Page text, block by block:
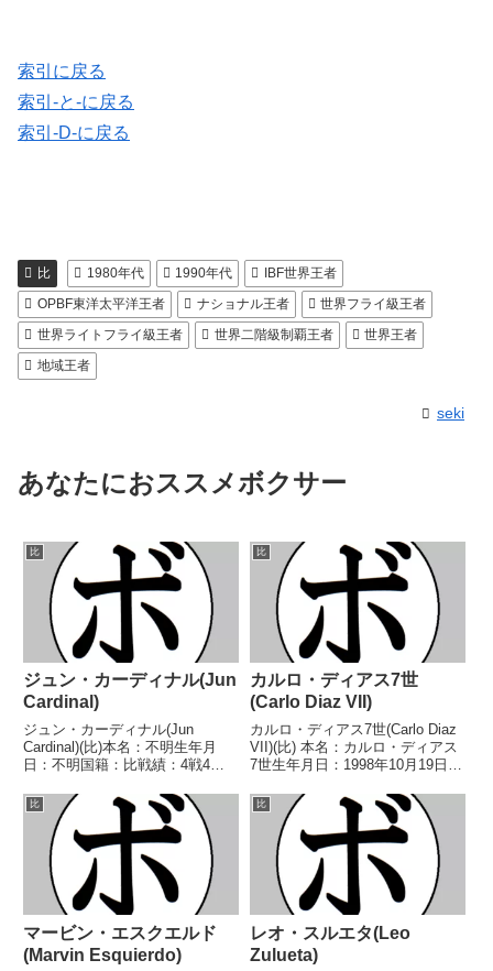
索引に戻る
索引-と-に戻る
索引-D-に戻る
比 1980年代 1990年代
IBF世界王者
OPBF東洋太平洋王者
ナショナル王者
世界フライ級王者
世界ライトフライ級王者
世界二階級制覇王者
世界王者
地域王者
seki
あなたにおススメボクサー
比
ジュン・カーディナル(Jun
Cardinal)
ジュン・カーディナル(Jun
Cardinal)(比)本名：不明生年月
日：不明国籍：比戦績：4戦4敗
1990/07/31 ●10R判定 (採点不
明) エドウィン・モンタネス
(比)1990/08/26 ●10R判定...
比
カルロ・ディアス7世
(Carlo Diaz VII)
カルロ・ディアス7世(Carlo Diaz
VII)(比) 本名：カルロ・ディアス
7世生年月日：1998年10月19日国
分 【獲得タイトル】なし 【戦
歴】2022/05/14 ●2RTKO アン
トニオ・...
比
マービン・エスクエルド
(Marvin Esquierdo)
比
レオ・スルエタ(Leo
Zulueta)